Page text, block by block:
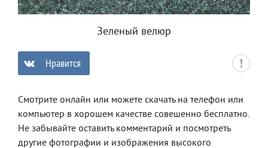
Зеленый велюр
Нравится
Смотрите онлайн или можете скачать на телефон или
компьютер в хорошем качестве совешенно бесплатно.
Не забывайте оставить комментарий и посмотреть
другие фотографии и изображения высокого